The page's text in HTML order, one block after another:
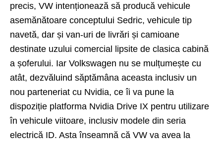
precis, VW intenționează să producă vehicule
asemănătoare conceptului Sedric, vehicule tip
navetă, dar și van-uri de livrări și camioane
destinate uzului comercial lipsite de clasica cabină
a șoferului. Iar Volkswagen nu se mulțumește cu
atât, dezvăluind săptămâna aceasta inclusiv un
nou parteneriat cu Nvidia, ce îi va pune la
dispoziție platforma Nvidia Drive IX pentru utilizare
în vehicule viitoare, inclusiv modele din seria
electrică ID. Asta înseamnă că VW va avea la